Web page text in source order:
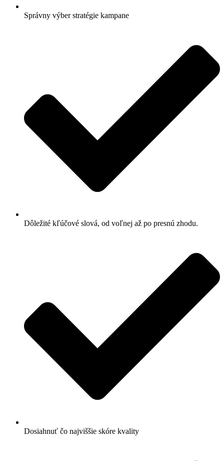
Správny výber stratégie kampane
Dôležité kľúčové slová, od voľnej až po presnú zhodu.
Dosiahnuť čo najviššie skóre kvality